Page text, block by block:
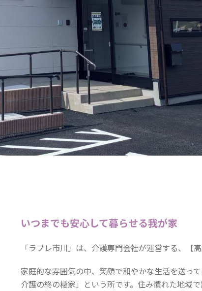
いつまでも安心して暮らせる我が家
「ラプレ市川」は、介護専門会社が運営する、【高
家庭的な雰囲気の中、笑顔で和やかな生活を送っ
介護の終の棲家」という所です。住み慣れた地域